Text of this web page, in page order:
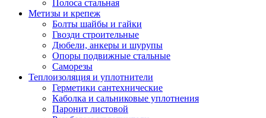
Полоса стальная
Метизы и крепеж
Болты шайбы и гайки
Гвозди строительные
Дюбели, анкеры и шурупы
Опоры подвижные стальные
Саморезы
Теплоизоляция и уплотнители
Герметики сантехнические
Каболка и сальниковые уплотнения
Паронит листовой